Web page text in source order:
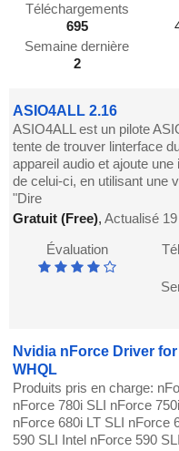
Téléchargements
695
Semaine dernière
2
ASIO4ALL 2.16
ASIO4ALL est un pilote
tente de trouver linterface
appareil audio et ajoute
de celui-ci, en utilisant une
"Dire
Gratuit (Free),Actualisé
Évaluation
Nvidia nForce Driver
WHQL
Produits pris en charge:
nForce 780i SLI nForce
nForce 680i LT SLI nForce
590 SLI Intel nForce 590